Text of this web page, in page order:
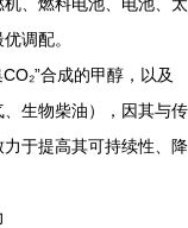
调配。
合成的甲醇，以及
生物柴油），因其与传
于提高其可持续性、降